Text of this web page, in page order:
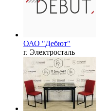
ОАО "Дебют"
г. Электросталь